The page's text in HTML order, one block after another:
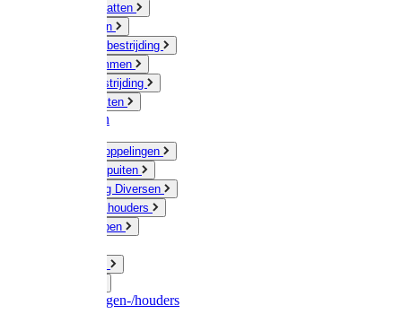
Muizen / Ratten
Drukspuiten
Ongediertebestrijding
Mollenklemmen
Onkruidbestrijding
Vliegenkasten
Meststoffen
Messing koppelingen
Gieters / Spuiten
Besproeiing Diversen
Slangen & houders
Waterpompen
Slangenwagen-/houders